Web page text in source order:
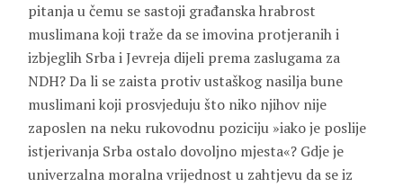
pitanja u čemu se sastoji građanska hrabrost
muslimana koji traže da se imovina protjeranih i
izbjeglih Srba i Jevreja dijeli prema zaslugama za
NDH? Da li se zaista protiv ustaškog nasilja bune
muslimani koji prosvjeduju što niko njihov nije
zaposlen na neku rukovodnu poziciju »iako je poslije
istjerivanja Srba ostalo dovoljno mjesta«? Gdje je
univerzalna moralna vrijednost u zahtjevu da se iz